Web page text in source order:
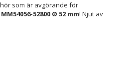
som är avgörande för
52800 Ø 52 mm! Njut av